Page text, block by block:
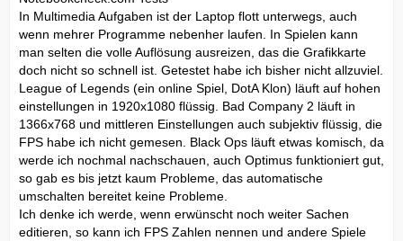
In Multimedia Aufgaben ist der Laptop flott unterwegs, auch
wenn mehrer Programme nebenher laufen. In Spielen kann
man selten die volle Auflösung ausreizen, das die Grafikkarte
doch nicht so schnell ist. Getestet habe ich bisher nicht allzuviel.
League of Legends (ein online Spiel, DotA Klon) läuft auf hohen
einstellungen in 1920x1080 flüssig. Bad Company 2 läuft in
1366x768 und mittleren Einstellungen auch subjektiv flüssig, die
FPS habe ich nicht gemesen. Black Ops läuft etwas komisch, da
werde ich nochmal nachschauen, auch Optimus funktioniert gut,
so gab es bis jetzt kaum Probleme, das automatische
umschalten bereitet keine Probleme.
Ich denke ich werde, wenn erwünscht noch weiter Sachen
editieren, so kann ich FPS Zahlen nennen und andere Spiele